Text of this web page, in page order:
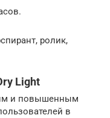
ролик,
Light
и повышенным
в